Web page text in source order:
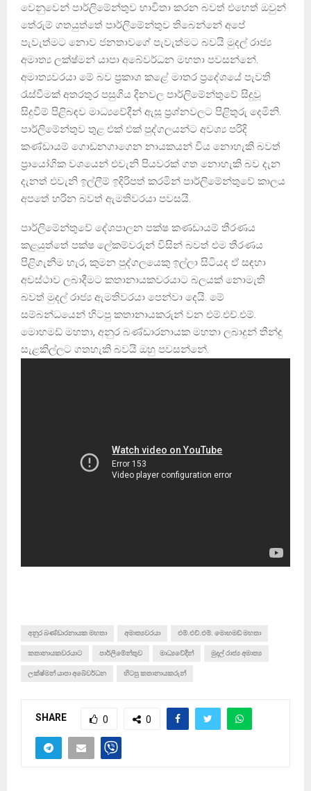
වෙනුවෙන් පාර්ලිමේන්තුව භාවිතා කරන බවත් එහෙත් ඔවුන්
තේරුම් ගතයුත්තේ පාර්ලිමේන්තුව තිබෙන්නේ අපේ
පැවැත්මට නොව ජනතාවගේ පැවැත්මට බවයි මුදල් රාජ්‍ය
අමාත්‍ය ලක්ෂ්මන් යාපා අබේවර්ධන මහතා පවසන්නේ.
අමාත්‍යවරයා මේ බව ප්‍රකාශ කළේ මාතර ප්‍රදේශයේ පැවති
රැස්වීමක් අතරතුර පසුගිය දිනවල පාර්ලිමේන්තුවේ සිදුවූ
සිදුවීම් පිළිබඳව මාධ්‍යවේදීන් ඇසූ ප්‍රශ්නවලට පිළිතුරු දෙමිනි.
පාර්ලිමේන්තුව තුළ එක් එක් පුද්ගලයන්ට අවශ්‍ය පරිදි
කණ්ඩායම් ගොඩනගාගෙන නායකයන් විය නොහැකි බවත්
ප්‍රායෝගික වශයෙන් එවැනි පියවරක් ගත නොහැකි බව දැන
දැනත් එවැනි ඉල්ලීම් ඉදිරිපත් කරමින් පාර්ලිමේන්තුවේ කාලය
අපතේ හරින බවත් ඇමතිවරයා පවසයි.
පාර්ලිමේන්තුවේ දේශපාලන පක්ෂ කණඩායම් තීරණය
කළයුත්තේ පක්ෂ ලේකම්වරුන් විසින් බවත් එම තීරණය
පිළිගැනීම හැර, කුමන පුද්ගලයෙකු ඉල්ලා සිටියද ඒ සඳහා
අවස්ථාව ලබාදීමට කතානායකවරයාට බලයක් නොමැති
බවත් මුදල් රාජ්‍ය ඇමතිවරයා පෙන්වා දෙයි. මේ
සම්බන්ධයෙන් හිටපු කතානායකරුන් වන එම්.එච්.එම්.
මොහමඩ් මහතා, අනුර බණ්ඩාරනායක මහතා ලබාදුන් තීන්දු
සැළකිල්ලට ගතහැකි බවයි ඔහු පවසන්නේ.
අනුර බණ්ඩාරනායක මහතා අමාත්‍යවරයා එම්.එච්.එම්. මොහමඩ් මහතා
කතානායකවරයාට පාර්ලිමේන්තුව මාධ්‍යවේදීන් මුදල් රාජ්‍ය අමාත්‍ය
ලක්ෂ්මන් යාපා අබේවර්ධන හිටපු කතානායකරුන්
SHARE 0 0